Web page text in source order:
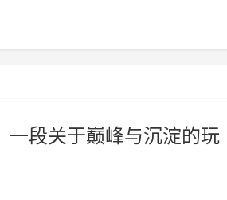
一段关于巅峰与沉淀的玩